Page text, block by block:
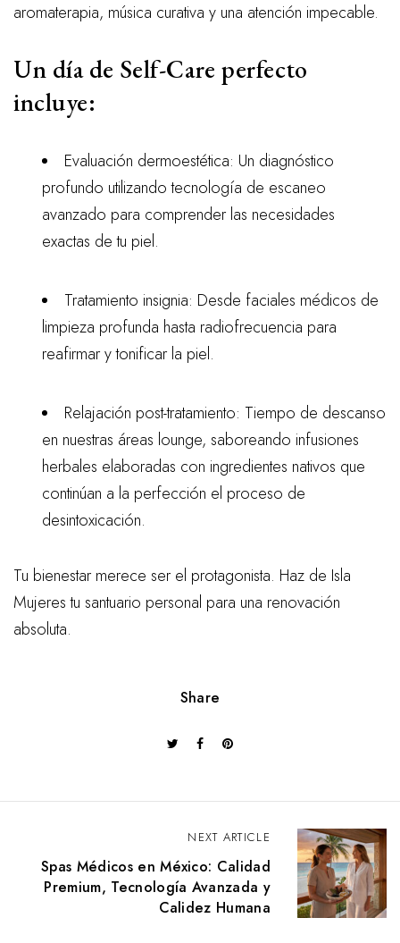
aromaterapia, música curativa y una atención impecable.
Un día de Self-Care perfecto
incluye:
Evaluación dermoestética: Un diagnóstico
profundo utilizando tecnología de escaneo
avanzado para comprender las necesidades
exactas de tu piel.
Tratamiento insignia: Desde faciales médicos de
limpieza profunda hasta radiofrecuencia para
reafirmar y tonificar la piel.
Relajación post-tratamiento: Tiempo de descanso
en nuestras áreas lounge, saboreando infusiones
herbales elaboradas con ingredientes nativos que
continúan a la perfección el proceso de
desintoxicación.
Tu bienestar merece ser el protagonista. Haz de Isla
Mujeres tu santuario personal para una renovación
absoluta.
Share
NEXT ARTICLE
Spas Médicos en México: Calidad
Premium, Tecnología Avanzada y
Calidez Humana